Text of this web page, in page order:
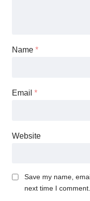
Name *
Email *
Website
Save my name,
next time I comment.